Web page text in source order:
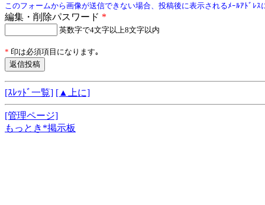
このフォームから画像が送信できない場合、投稿後に表示されるﾒｰﾙｱﾄﾞﾚ
編集・削除パスワード *
英数字で4文字以上8文字以内
* 印は必須項目になります｡
[ｽﾚｯﾄﾞ一覧] [▲上に]
[管理ページ]
もっとき*掲示板